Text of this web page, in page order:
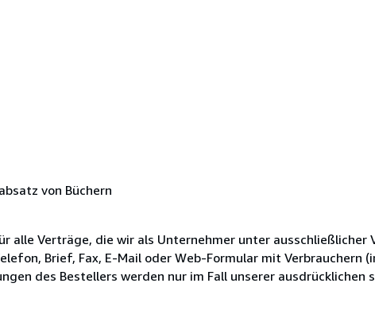
von Büchern
alle Verträge, die wir als Unternehmer unter ausschließlicher
Brief, Fax, E-Mail oder Web-Formular mit Verbrauchern
des Bestellers werden nur im Fall unserer ausdrücklichen